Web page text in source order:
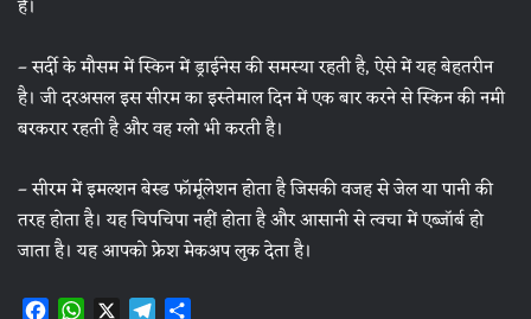
हैं।
– सर्दी के मौसम में स्किन में ड्राईनेस की समस्या रहती है, ऐसे में यह बेहतरीन
है। जी दरअसल इस सीरम का इस्तेमाल दिन में एक बार करने से स्किन की नमी
बरकरार रहती है और वह ग्लो भी करती है।
– सीरम में इमल्शन बेस्ड फॉर्मूलेशन होता है जिसकी वजह से जेल या पानी की
तरह होता है। यह चिपचिपा नहीं होता है और आसानी से त्वचा में एब्जॉर्ब हो
जाता है। यह आपको फ्रेश मेकअप लुक देता है।
F W X T